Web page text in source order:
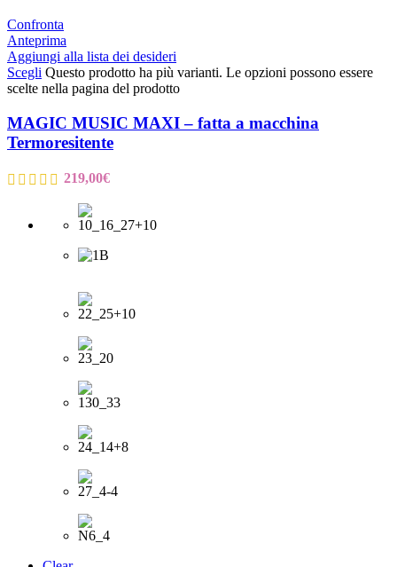
Confronta
Anteprima
Aggiungi alla lista dei desideri
Scegli Questo prodotto ha più varianti. Le opzioni possono essere
scelte nella pagina del prodotto
MAGIC MUSIC MAXI – fatta a macchina
Termoresitente
219,00€